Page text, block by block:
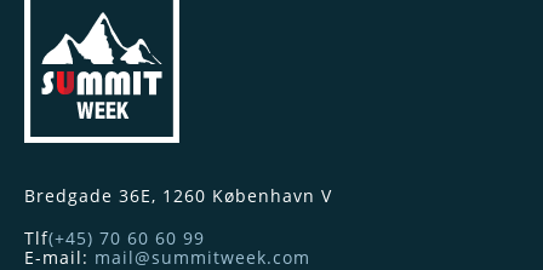
Bredgade 36E, 1260 København V
Tlf(+45) 70 60 60 99
E-mail: mail@summitweek.com
REJSEBETINGELSER
INDKVARTERINGER